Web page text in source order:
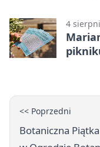
4
<< Poprzedni
Botaniczna